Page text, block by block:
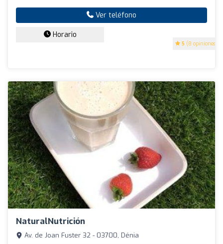
5 (8 opiniones)
Ver teléfono
Horario
NaturalNutrición
Av. de Joan Fuster 32 - 03700, Dénia